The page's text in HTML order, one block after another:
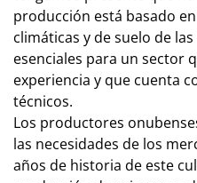
producción está basado
climáticas y de suelo de
esenciales para un sector
experiencia y que cuenta
técnicos.
Los productores
las necesidades de los
años de historia de este